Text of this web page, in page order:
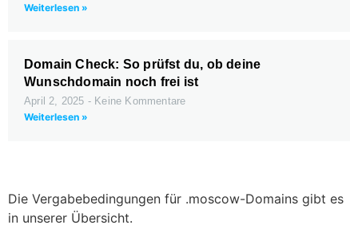
Weiterlesen »
Domain Check: So prüfst du, ob deine
Wunschdomain noch frei ist
April 2, 2025
Keine Kommentare
Weiterlesen »
Die Vergabebedingungen für .moscow-Domains gibt es
in unserer Übersicht.